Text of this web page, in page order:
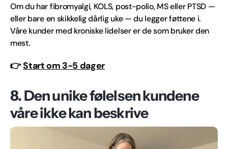
Om du har fibromyalgi, KOLS, post-polio, MS eller PTSD —
eller bare en skikkelig dårlig uke — du legger føttene i.
Våre kunder med kroniske lidelser er de som bruker den
mest.
👉Start om 3-5 dager
8. Den unike følelsen kundene
våre ikke kan beskrive